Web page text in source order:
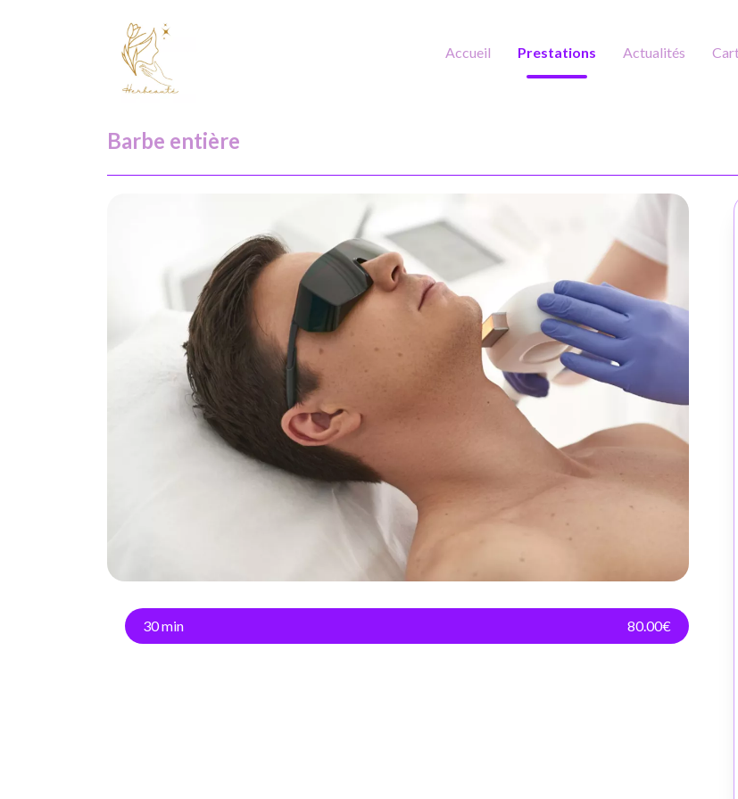
Accueil Prestations Actualités
Barbe entière
30 min 80.00€